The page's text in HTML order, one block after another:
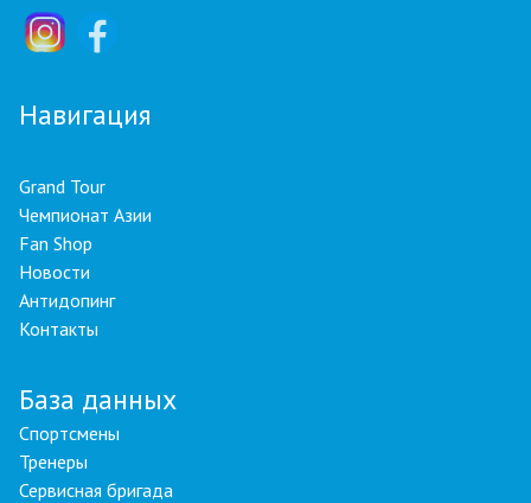
Навигация
Grand Tour
Чемпионат Азии
Fan Shop
Новости
Антидопинг
Контакты
База данных
Спортсмены
Тренеры
Сервисная бригада